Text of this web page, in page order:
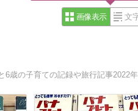
画像表示 文